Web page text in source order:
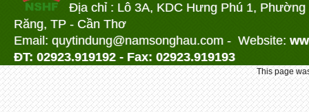
Địa chỉ : Lô 3A, KDC Hưng Phú 1,
Răng, TP - Cần Thơ
Email: quytindung@namsonghau.com - Website:
ĐT: 02923.919192 - Fax: 02923.919193
This page